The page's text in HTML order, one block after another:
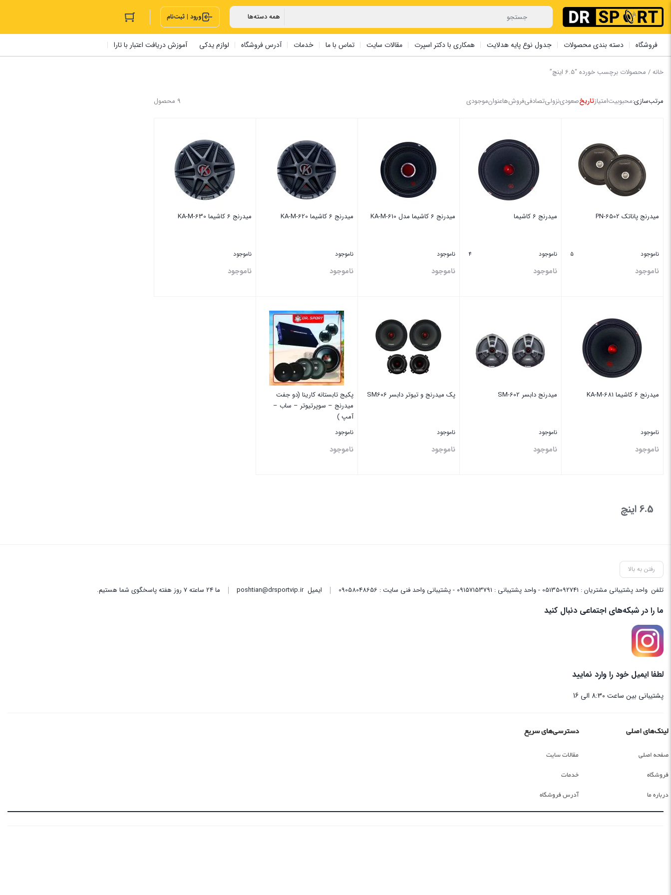
ورود | ثبت‌نام
فروشگاه دسته بندی محصولات جدول نوع پایه هدلایت همکاری با دکتر اسپرت مقالات سایت تماس با ما خدمات آدرس فروشگاه لوازم یدکی آموزش دریافت اعتبار با تارا
خانه/ محصولات برچسب خورده “6.5 اینچ”
9 محصول مرتب‌سازی:محبوبیتامتیازتاریخصعودینزولیتصادفیفروش‌هاعنوانموجودی
میدرنج پاناتک PN-6502
ناموجود 5
ناموجود
میدرنج 6 کاشیما
ناموجود 4
ناموجود
میدرنج 6 کاشیما مدل KA-M-610
ناموجود
ناموجود
میدرنج 6 کاشیما KA-M-620
ناموجود
ناموجود
میدرنج 6 کاشیما KA-M-630
ناموجود
ناموجود
میدرنج 6 کاشیما KA-M-681
ناموجود
ناموجود
میدرنج دابسر SM-602
ناموجود
ناموجود
پک میدرنج و تیوتر دابسر SM606
ناموجود
ناموجود
پکیج تابستانه کارینا (دو جفت
میدرنج – سوپرتیوتر – ساب –
آمپ )
ناموجود
ناموجود
6.5 اینچ
رفتن به بالا
تلفن واحد پشتیبانی مشتریان : 05135092741 - واحد پشتیبانی : 09157153791 - پشتیبانی واحد فنی سایت : 09058048656 ایمیلposhtian@drsportvip.ir ما 24 ساعته 7 روز هفته پاسخگوی شما هستیم.
ما را در شبکه‌های اجتماعی دنبال کنید
لطفا ایمیل خود را وارد نمایید
پشتیبانی بین ساعت 8:30 الی 16
لینک‌های اصلی
صفحه اصلی
فروشگاه
درباره ما
دسترسی‌های سریع
مقالات سایت
خدمات
آدرس فروشگاه